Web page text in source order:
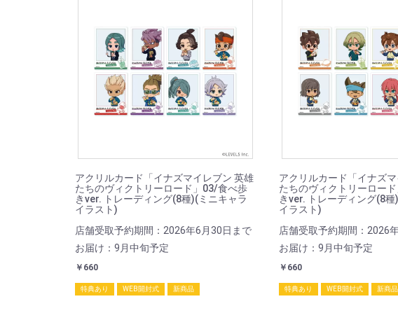
アクリルカード「イナズマイレブン 英雄
たちのヴィクトリーロード」03/食べ歩
きver. トレーディング(8種)(ミニキャラ
イラスト)
店舗受取予約期間：2026年6月30日まで
お届け：9月中旬予定
￥660
特典あり WEB開封式 新商品
アクリルカード「イナズ
たちのヴィクトリーロー
きver. トレーディング(8種
イラスト)
店舗受取予約期間：2026
お届け：9月中旬予定
￥660
特典あり WEB開封式 新商品